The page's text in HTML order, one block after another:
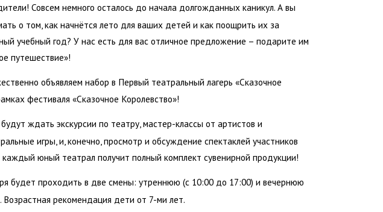
Совсем немного осталось до начала долгожданных каникул. А вы
о том, как начнётся лето для ваших детей и как поощрить их за
учебный год? У нас есть для вас отличное предложение – подарите им
путешествие»!
объявляем набор в Первый театральный лагерь «Сказочное
фестиваля «Сказочное Королевство»!
ждать экскурсии по театру, мастер-классы от артистов и
игры, и, конечно, просмотр и обсуждение спектаклей участников
юный театрал получит полный комплект сувенирной продукции!
будет проходить в две смены: утреннюю (с 10:00 до 17:00) и вечернюю
Возрастная рекомендация дети от 7-ми лет.